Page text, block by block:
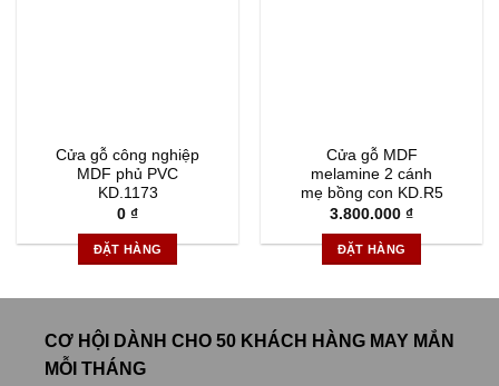
Cửa gỗ công nghiệp
MDF phủ PVC
KD.1173
0 ₫
ĐẶT HÀNG
Cửa gỗ MDF
melamine 2 cánh
mẹ bồng con KD.R5
3.800.000 ₫
ĐẶT HÀNG
CƠ HỘI DÀNH CHO 50 KHÁCH HÀNG MAY MẮN
MỖI THÁNG